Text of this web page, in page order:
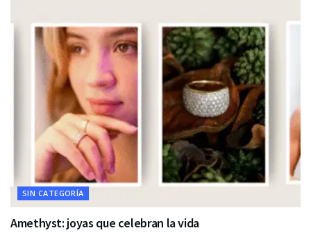
SIN CATEGORÍA
Amethyst: joyas que celebran la vida